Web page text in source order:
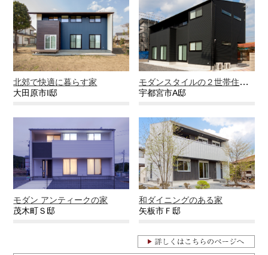
北郊で快適に暮らす家
大田原市I邸
モダンスタイルの２世帯住宅という選択
宇都宮市A邸
モダン アンティークの家
茂木町Ｓ邸
和ダイニングのある家
矢板市Ｆ邸